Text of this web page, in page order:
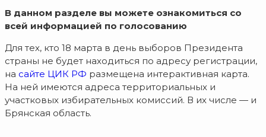
В данном разделе вы можете ознакомиться со
всей информацией по голосованию
Для тех, кто 18 марта в день выборов Президента
страны не будет находиться по адресу регистрации,
на сайте ЦИК РФ размещена интерактивная карта.
На ней имеются адреса территориальных и
участковых избирательных комиссий. В их числе — и
Брянская область.